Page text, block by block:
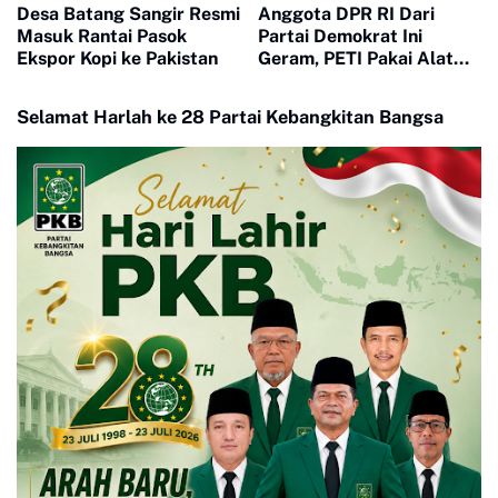
Desa Batang Sangir Resmi
Masuk Rantai Pasok
Ekspor Kopi ke Pakistan
Anggota DPR RI Dari
Partai Demokrat Ini
Geram, PETI Pakai Alat
Selamat Harlah ke 28 Partai Kebangkitan Bangsa